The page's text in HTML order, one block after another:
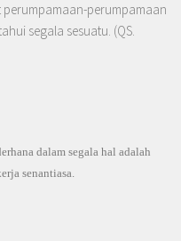
perumpamaan
segala sesuatu. (QS.
dalam segala hal adalah
senantiasa.